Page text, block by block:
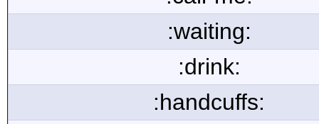
:waiting:
:drink:
:handcuffs: